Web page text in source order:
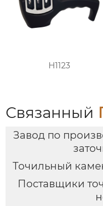
H1123
Связанный
Завод по
Точильный
Поставщики